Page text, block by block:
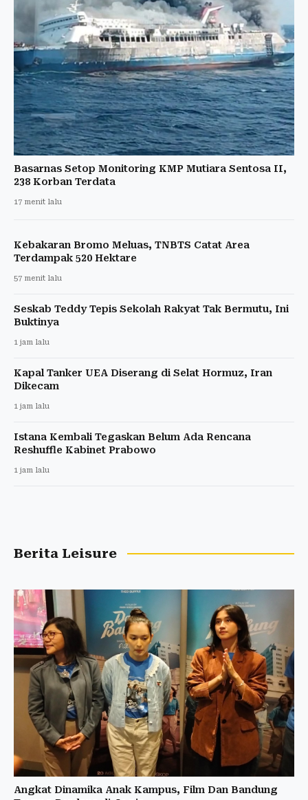
Basarnas Setop Monitoring KMP Mutiara Sentosa II,
238 Korban Terdata
17 menit lalu
Kebakaran Bromo Meluas, TNBTS Catat Area
Terdampak 520 Hektare
57 menit lalu
Seskab Teddy Tepis Sekolah Rakyat Tak Bermutu, Ini
Buktinya
1 jam lalu
Kapal Tanker UEA Diserang di Selat Hormuz, Iran
Dikecam
1 jam lalu
Istana Kembali Tegaskan Belum Ada Rencana
Reshuffle Kabinet Prabowo
1 jam lalu
Berita Leisure
Angkat Dinamika Anak Kampus, Film Dan Bandung